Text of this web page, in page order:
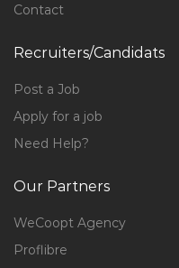
Contact
Recruiters/Candidats
Post a Job
Apply for a job
Need Help?
Our Partners
WeCoopt Agency
Proflibre